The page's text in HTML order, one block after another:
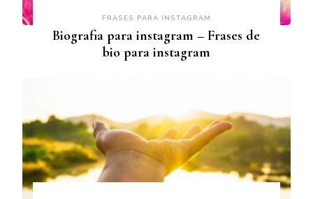
FRASES PARA INSTAGRAM
Biografia para instagram – Frases de
bio para instagram